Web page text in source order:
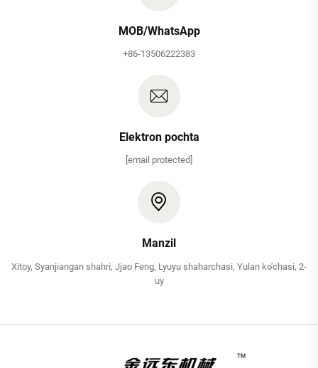
MOB/WhatsApp
+86-13506222383
Elektron pochta
[email protected]
Manzil
Xitoy, Syanjiangan shahri, Jjao Feng, Lyuyu shaharchasi, Yulan ko'chasi, 2-
uy